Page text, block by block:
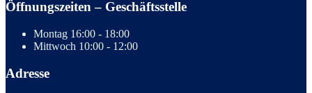
Öffnungszeiten – Geschäftsstelle
Montag 16:00 - 18:00
Mittwoch 10:00 - 12:00
Adresse